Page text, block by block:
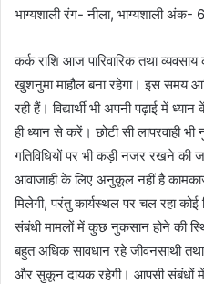
भाग्यशाली रंग- नीला, भाग्यशाली अंक- 6
कर्क राशि आज पारिवारिक तथा
खुशनुमा माहौल बना रहेगा। इस समय
रही हैं। विद्यार्थी भी अपनी पढ़ाई में
ही ध्यान से करें। छोटी सी लापरवाही
गतिविधियों पर भी कड़ी नजर रखने
आवाजाही के लिए अनुकूल नहीं है
मिलेगी, परंतु कार्यस्थल पर चल रहा
संबंधी मामलों में कुछ नुकसान होने की
बहुत अधिक सावधान रहे जीवनसाथी
और सुकून दायक रहेगी। आपसी संबंधों में